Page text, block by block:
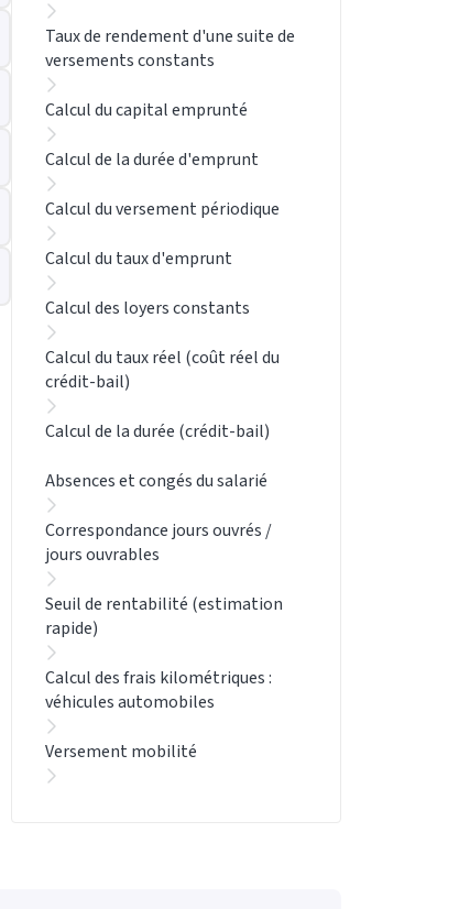
Taux de rendement d'une suite de
versements constants
Calcul du capital emprunté
Calcul de la durée d'emprunt
Calcul du versement périodique
Calcul du taux d'emprunt
Calcul des loyers constants
Calcul du taux réel (coût réel du
crédit-bail)
Calcul de la durée (crédit-bail)
Absences et congés du salarié
Correspondance jours ouvrés /
jours ouvrables
Seuil de rentabilité (estimation
rapide)
Calcul des frais kilométriques :
véhicules automobiles
Versement mobilité